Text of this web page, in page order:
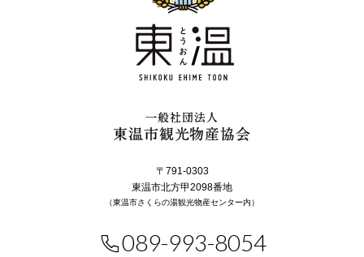
一般社団法人
東温市観光物産協会
〒791-0303
東温市北方甲2098番地
（東温市さくらの湯観光物産センター内）
089-993-8054